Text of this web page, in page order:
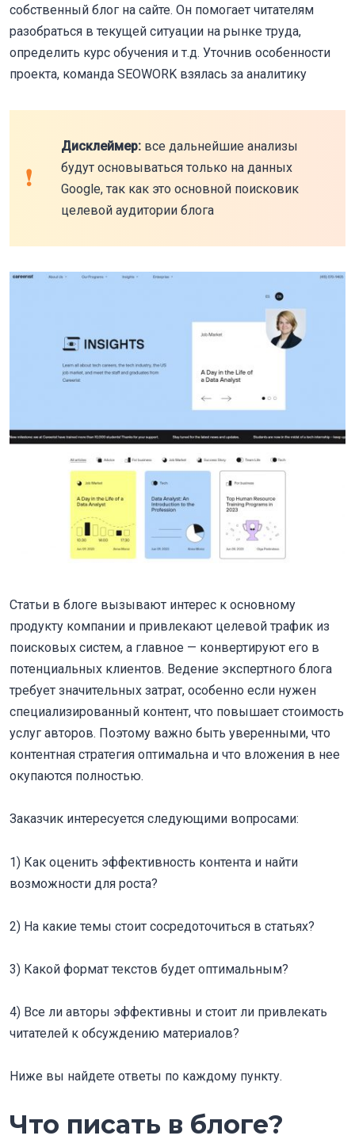
собственный блог на сайте. Он помогает читателям
разобраться в текущей ситуации на рынке труда,
определить курс обучения и т.д. Уточнив особенности
проекта, команда SEOWORK взялась за аналитику
Дисклеймер: все дальнейшие анализы
будут основываться только на данных
Google, так как это основной поисковик
целевой аудитории блога
Статьи в блоге вызывают интерес к основному
продукту компании и привлекают целевой трафик из
поисковых систем, а главное — конвертируют его в
потенциальных клиентов. Ведение экспертного блога
требует значительных затрат, особенно если нужен
специализированный контент, что повышает стоимость
услуг авторов. Поэтому важно быть уверенными, что
контентная стратегия оптимальна и что вложения в нее
окупаются полностью.
Заказчик интересуется следующими вопросами:
1) Как оценить эффективность контента и найти
возможности для роста?
2) На какие темы стоит сосредоточиться в статьях?
3) Какой формат текстов будет оптимальным?
4) Все ли авторы эффективны и стоит ли привлекать
читателей к обсуждению материалов?
Ниже вы найдете ответы по каждому пункту.
Что писать в блоге?